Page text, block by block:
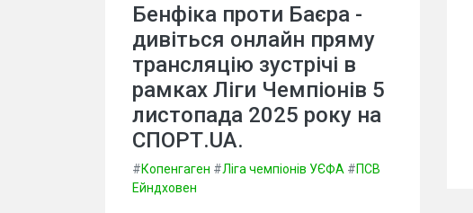
Бенфіка проти Баєра -
дивіться онлайн пряму
трансляцію зустрічі в
рамках Ліги Чемпіонів 5
листопада 2025 року на
СПОРТ.UA.
#Копенгаген #Ліга чемпіонів УЄФА #ПСВ
Ейндховен